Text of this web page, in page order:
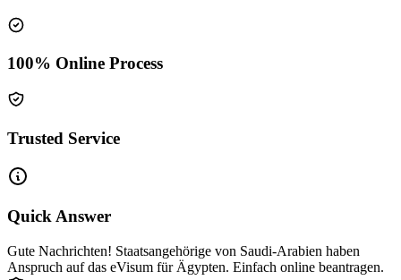
100% Online Process
Trusted Service
Quick Answer
Gute Nachrichten! Staatsangehörige von Saudi-Arabien haben
Anspruch auf das eVisum für Ägypten. Einfach online beantragen.